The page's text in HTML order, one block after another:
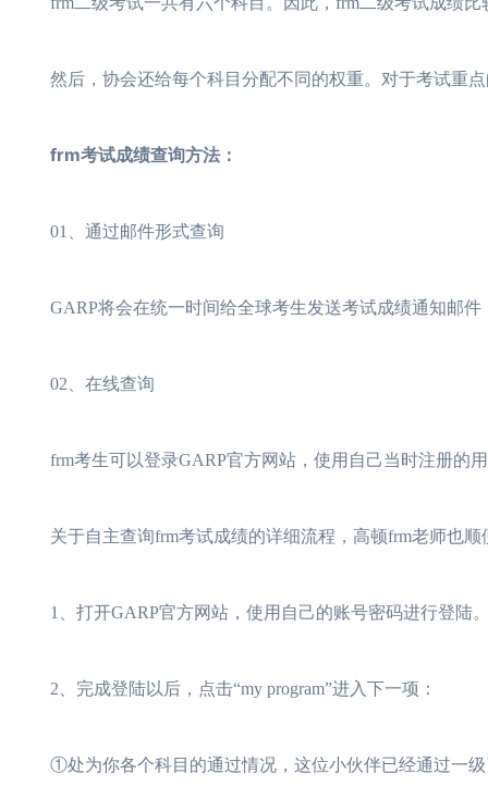
然后，协会还给每个科目分配不同的权重。对于考试重
frm考试成绩查询方法：
01、通过邮件形式查询
GARP将会在统一时间给全球考生发送考试成绩通知邮
02、在线查询
frm考生可以登录GARP官方网站，使用自己当时注册的
关于自主查询frm考试成绩的详细流程，高顿frm老师也顺
1、打开GARP官方网站，使用自己的账号密码进行登陆
2、完成登陆以后，点击“my program”进入下一项：
①处为你各个科目的通过情况，这位小伙伴已经通过一